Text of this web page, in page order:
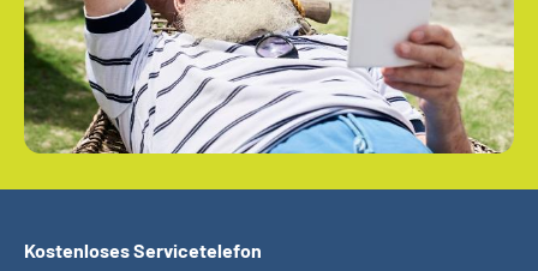
Kostenloses Servicetelefon